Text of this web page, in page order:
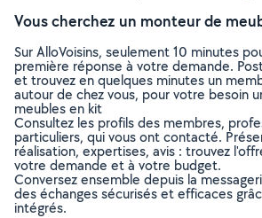
Vous cherchez un monteur de
Sur AlloVoisins, seulement 10 minutes
première réponse à votre demande.
et trouvez en quelques minutes un
autour de chez vous, pour votre besoin
meubles en kit
Consultez les profils des membres,
particuliers, qui vous ont contacté.
réalisation, expertises, avis : trouvez
votre demande et à votre budget.
Conversez ensemble depuis la
des échanges sécurisés et efficaces
intégrés.